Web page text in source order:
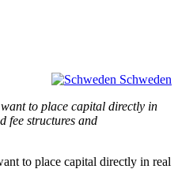
Schweden
to place capital directly in
fee structures and
to place capital directly in real